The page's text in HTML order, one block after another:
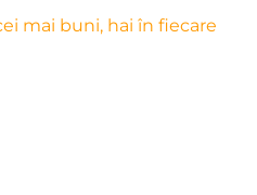
mai buni, hai în fiecare